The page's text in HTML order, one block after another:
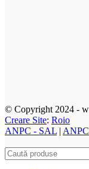
© Copyright 2024 -
Creare Site: Roio
ANPC - SAL | ANPC